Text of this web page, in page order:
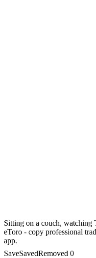
Sitting on a couch, watching
eToro - copy professional
app.
SaveSavedRemoved 0